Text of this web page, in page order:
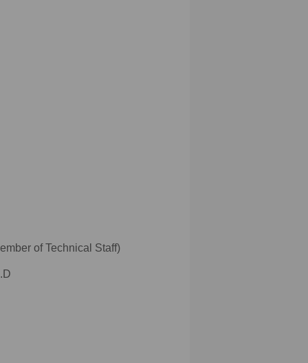
of Technical Staff)